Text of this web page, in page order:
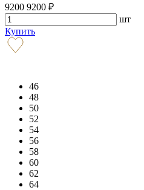
9200 9200 ₽
шт
Купить
46
48
50
52
54
56
58
60
62
64